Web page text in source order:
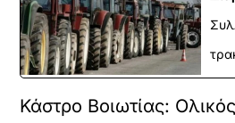
Κάστρο Βοιωτίας: